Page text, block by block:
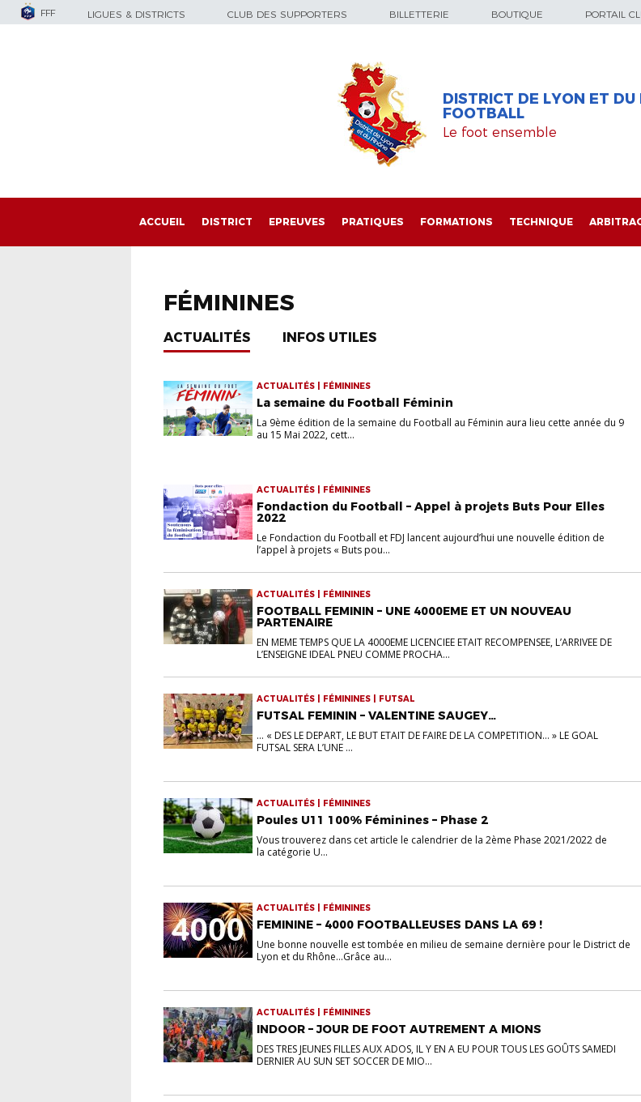
FFF LIGUES & DISTRICTS CLUB DES SUPPORTERS BILLETTERIE BOUTIQUE PORTAIL
DISTRICT DE LYON ET DU
FOOTBALL
Le foot ensemble
ACCUEIL DISTRICT EPREUVES PRATIQUES FORMATIONS TECHNIQUE
FÉMININES
ACTUALITÉS INFOS UTILES
ACTUALITÉS | FÉMININES
La semaine du Football Féminin
La 9ème édition de la semaine du Football au Féminin aura lieu cette année du 9
au 15 Mai 2022, cett...
ACTUALITÉS | FÉMININES
Fondaction du Football – Appel à projets Buts Pour Elles
2022
Le Fondaction du Football et FDJ lancent aujourd’hui une nouvelle édition de
l’appel à projets « Buts pou...
ACTUALITÉS | FÉMININES
FOOTBALL FEMININ – UNE 4000EME ET UN NOUVEAU
PARTENAIRE
EN MEME TEMPS QUE LA 4000EME LICENCIEE ETAIT RECOMPENSEE, L’ARRIVEE DE
L’ENSEIGNE IDEAL PNEU COMME PROCHA...
ACTUALITÉS | FÉMININES | FUTSAL
FUTSAL FEMININ – VALENTINE SAUGEY…
... « DES LE DEPART, LE BUT ETAIT DE FAIRE DE LA COMPETITION… » LE GOAL
FUTSAL SERA L’UNE ...
ACTUALITÉS | FÉMININES
Poules U11 100% Féminines – Phase 2
Vous trouverez dans cet article le calendrier de la 2ème Phase 2021/2022 de
la catégorie U...
ACTUALITÉS | FÉMININES
FEMININE – 4000 FOOTBALLEUSES DANS LA 69 !
Une bonne nouvelle est tombée en milieu de semaine dernière pour le District de
Lyon et du Rhône…Grâce au...
ACTUALITÉS | FÉMININES
INDOOR – JOUR DE FOOT AUTREMENT A MIONS
DES TRES JEUNES FILLES AUX ADOS, IL Y EN A EU POUR TOUS LES GOÛTS SAMEDI
DERNIER AU SUN SET SOCCER DE MIO...